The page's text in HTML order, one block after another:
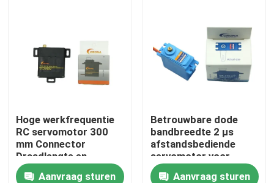
Hoge werkfrequentie
RC servomotor 300
mm Connector
Draadlengte en
Pulsbreedte Controle
Aanvraag sturen
Betrouwbare dode
bandbreedte 2 μs
afstandsbediende
servomotor voor
nauwkeurige besturing
Aanvraag sturen